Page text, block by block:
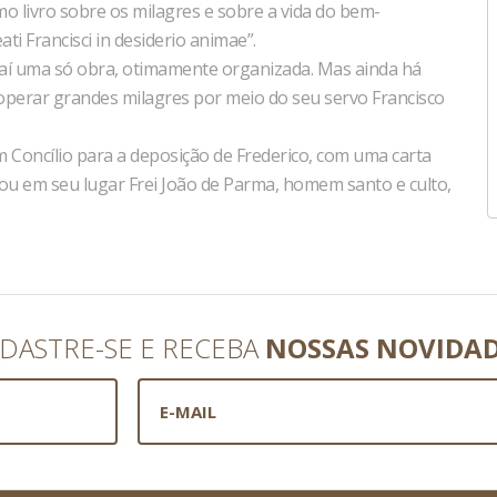
livro sobre os milagres e sobre a vida do bem-
Francisci in desiderio animae”.
uma só obra, otimamente organizada. Mas ainda há
grandes milagres por meio do seu servo Francisco
para a deposição de Frederico, com uma carta
em seu lugar Frei João de Parma, homem santo e culto,
SE E RECEBA NOSSAS